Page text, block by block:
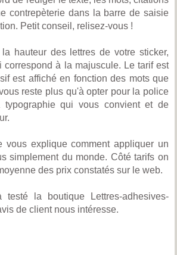
contrepèterie dans la barre de saisie
Petit conseil, relisez-vous !
hauteur des lettres de votre sticker,
correspond à la majuscule. Le tarif est
est affiché en fonction des mots que
reste plus qu'à opter pour la police
qui vous convient et de
explique comment appliquer un
simplement du monde. Côté tarifs on
des prix constatés sur le web.
la boutique Lettres-adhesives-
de client nous intéresse.